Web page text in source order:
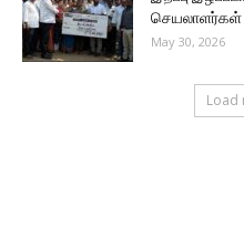
May 30, 2026
Load